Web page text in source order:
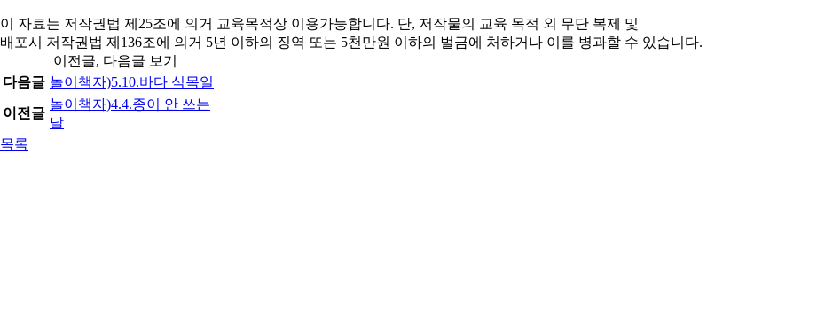
이 자료는 저작권법 제25조에 의거 교육목적상 이용가능합니다. 단, 저작물의 교육 목적 외 무단 복제 및
배포시 저작권법 제136조에 의거 5년 이하의 징역 또는 5천만원 이하의 벌금에 처하거나 이를 병과할 수 있습니다.
이전글, 다음글 보기
다음글 놀이책자)5.10.바다 식목일
이전글
놀이책자)4.4.종이 안 쓰는
날
목록